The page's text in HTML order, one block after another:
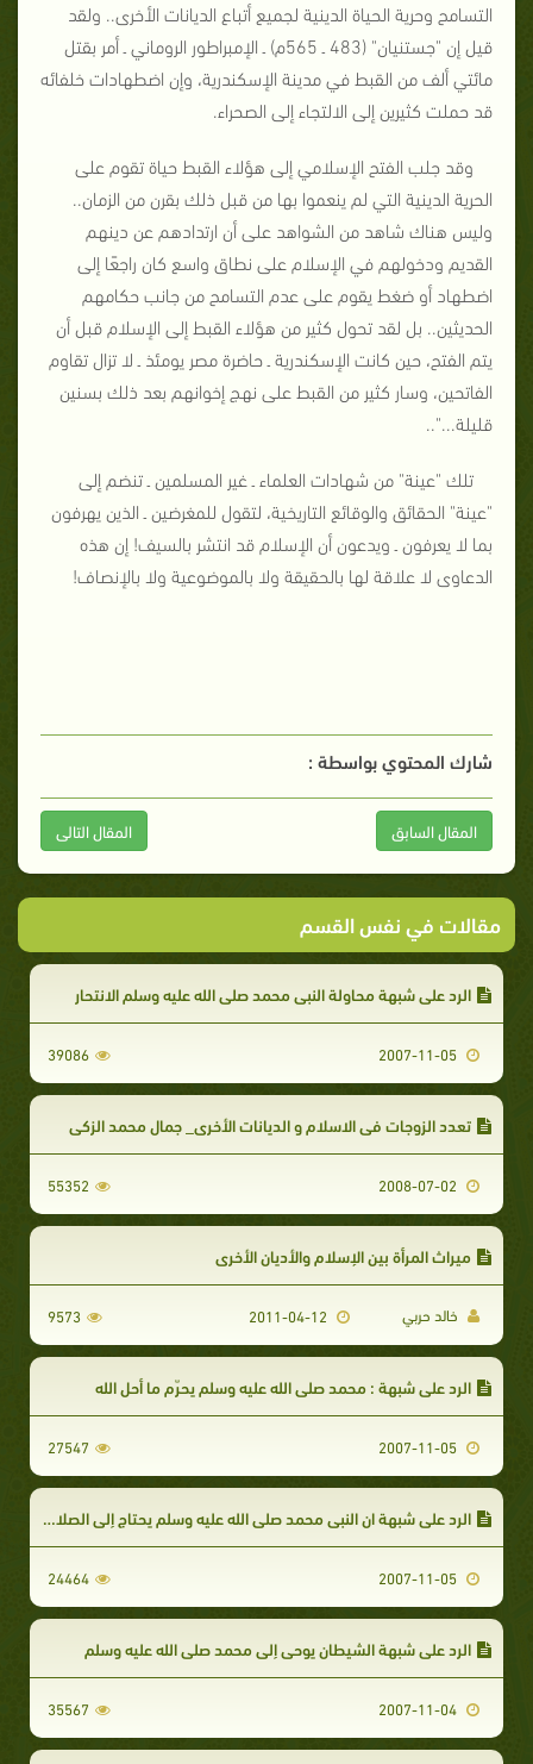
التسامح وحرية الحياة الدينية لجميع أتباع الديانات الأخرى.. ولقد
قيل إن "جستنيان" (483 ـ 565م) ـ الإمبراطور الروماني ـ أمر بقتل
مائتي ألف من القبط في مدينة الإسكندرية، وإن اضطهادات خلفائه
قد حملت كثيرين إلى الالتجاء إلى الصحراء.
وقد جلب الفتح الإسلامي إلى هؤلاء القبط حياة تقوم على
الحرية الدينية التي لم ينعموا بها من قبل ذلك بقرن من الزمان..
وليس هناك شاهد من الشواهد على أن ارتدادهم عن دينهم
القديم ودخولهم في الإسلام على نطاق واسع كان راجعًا إلى
اضطهاد أو ضغط يقوم على عدم التسامح من جانب حكامهم
الحديثين.. بل لقد تحول كثير من هؤلاء القبط إلى الإسلام قبل أن
يتم الفتح، حين كانت الإسكندرية ـ حاضرة مصر يومئذ ـ لا تزال تقاوم
الفاتحين، وسار كثير من القبط على نهج إخوانهم بعد ذلك بسنين
قليلة..."..
تلك "عينة" من شهادات العلماء ـ غير المسلمين ـ تنضم إلى
"عينة" الحقائق والوقائع التاريخية، لتقول للمغرضين ـ الذين يهرفون
بما لا يعرفون ـ ويدعون أن الإسلام قد انتشر بالسيف! إن هذه
الدعاوى لا علاقة لها بالحقيقة ولا بالموضوعية ولا بالإنصاف!
شارك المحتوي بواسطة :
المقال السابق المقال التالى
مقالات في نفس القسم
الرد على شبهة محاولة النبي محمد صلى الله عليه وسلم الانتحار
39086
تعدد الزوجات في الاسلام و الديانات الأخرى_ جمال محمد الزكى
55352
ميراث المرأة بين الإسلام والأديان الأخرى
خالد حربي 9573
الرد على شبهة : محمد صلى الله عليه وسلم يحرّم ما أحل الله
27547
الرد علي شبهة ان النبي محمد صلى الله عليه وسلم يحتاج إلى الصلاة عليه
24464
الرد علي شبهة الشيطان يوحي إلى محمد صلى الله عليه وسلم
35567